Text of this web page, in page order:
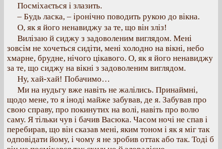
Посміхається і злазить.
– Будь ласка, – іронічно поводить рукою до вікна.
О, як я його ненавиджу за те, що він зліз!
Вилізаю й сиджу з задоволеним виглядом. Мені
зовсім не хочеться сидіти, мені холодно на вікні, небо
хмарне, брудне, нічого цікавого. О, як я його ненавиджу
за те, що сиджу на вікні з задоволеним виглядом.
Ну, хай-хай! Побачимо…
Ми на нудьгу вже навіть не жалілись. Принаймні,
щодо мене, то я іноді майже забував, де я. Забував про
свою справу, про покинутих на волі, навіть про волю
саму. Я тільки чув і бачив Васюка. Часом ночі не спав і
перебирав, що він сказав мені, яким тоном і як я міг так
одповідати йому, і чому я не зробив оттак або так. Тоді б